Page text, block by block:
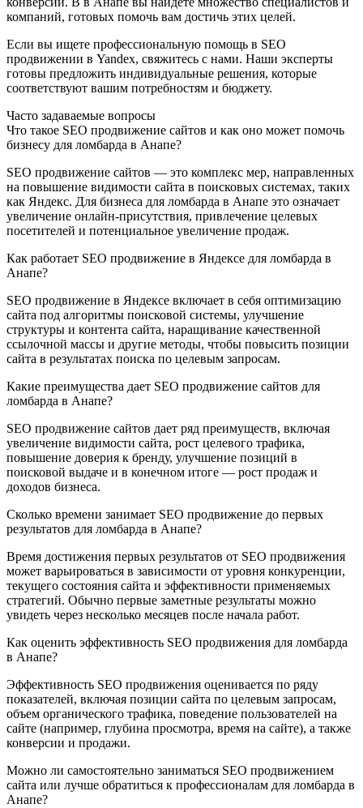
компаний, готовых помочь вам достичь этих целей.
Если вы ищете профессиональную помощь в SEO
продвижении в Yandex, свяжитесь с нами. Наши эксперты
готовы предложить индивидуальные решения, которые
соответствуют вашим потребностям и бюджету.
Часто задаваемые вопросы
Что такое SEO продвижение сайтов и как оно может помочь
бизнесу для ломбарда в Анапе?
SEO продвижение сайтов — это комплекс мер, направленных
на повышение видимости сайта в поисковых системах, таких
как Яндекс. Для бизнеса для ломбарда в Анапе это означает
увеличение онлайн-присутствия, привлечение целевых
посетителей и потенциальное увеличение продаж.
Как работает SEO продвижение в Яндексе для ломбарда в
Анапе?
SEO продвижение в Яндексе включает в себя оптимизацию
сайта под алгоритмы поисковой системы, улучшение
структуры и контента сайта, наращивание качественной
ссылочной массы и другие методы, чтобы повысить позиции
сайта в результатах поиска по целевым запросам.
Какие преимущества дает SEO продвижение сайтов для
ломбарда в Анапе?
SEO продвижение сайтов дает ряд преимуществ, включая
увеличение видимости сайта, рост целевого трафика,
повышение доверия к бренду, улучшение позиций в
поисковой выдаче и в конечном итоге — рост продаж и
доходов бизнеса.
Сколько времени занимает SEO продвижение до первых
результатов для ломбарда в Анапе?
Время достижения первых результатов от SEO продвижения
может варьироваться в зависимости от уровня конкуренции,
текущего состояния сайта и эффективности применяемых
стратегий. Обычно первые заметные результаты можно
увидеть через несколько месяцев после начала работ.
Как оценить эффективность SEO продвижения для ломбарда
в Анапе?
Эффективность SEO продвижения оценивается по ряду
показателей, включая позиции сайта по целевым запросам,
объем органического трафика, поведение пользователей на
сайте (например, глубина просмотра, время на сайте), а также
конверсии и продажи.
Можно ли самостоятельно заниматься SEO продвижением
сайта или лучше обратиться к профессионалам для ломбарда в
Анапе?